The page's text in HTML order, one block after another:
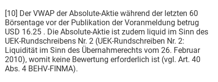
[10] Der VWAP der Absolute-Aktie während der letzten 60
Börsentage vor der Publikation der Voranmeldung betrug
USD 16.25 . Die Absolute-Aktie ist zudem liquid im Sinn des
UEK-Rundschreibens Nr. 2 (UEK-Rundschreiben Nr. 2:
Liquidität im Sinn des Übernahmerechts vom 26. Februar
2010), womit keine Bewertung erforderlich ist (vgl. Art. 40
Abs. 4 BEHV-FINMA).